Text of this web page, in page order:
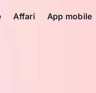
Affari App mobile